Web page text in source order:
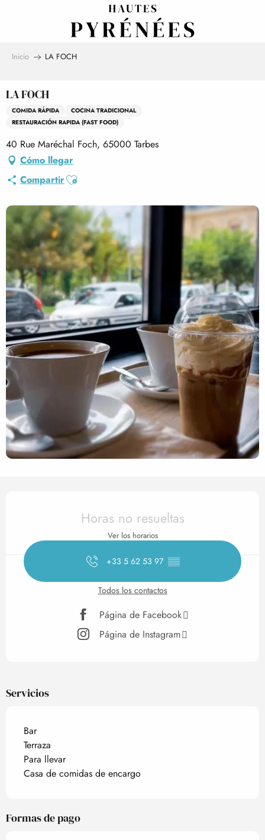
Inicio LA FOCH
LA FOCH
COMIDA RÁPIDA
COCINA TRADICIONAL
RESTAURACIÓN RAPIDA (FAST FOOD)
40 Rue Maréchal Foch, 65000 Tarbes
Cómo llegar
CompartirAjouter aux favoris
Horarios y datos de
Horas no resueltas
Ver los horarios
+33 5 62 53 97 ▒▒
Todos los contactos
Página de Facebook
Página de Instagram
Servicios
Bar
Terraza
Para llevar
Casa de comidas de encargo
Formas de pago